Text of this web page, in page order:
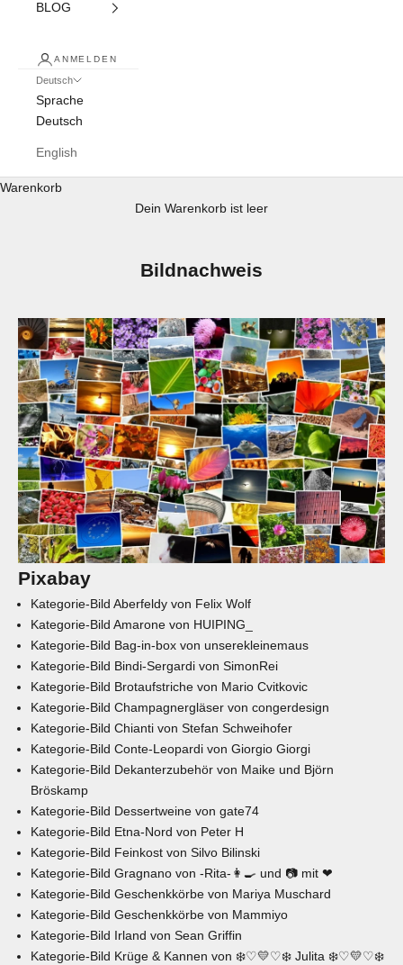
BLOG
ANMELDEN
Deutsch
Sprache
Deutsch
English
Warenkorb
Dein Warenkorb ist leer
Bildnachweis
Pixabay
Kategorie-Bild Aberfeldy von Felix Wolf
Kategorie-Bild Amarone von HUIPING_
Kategorie-Bild Bag-in-box von unserekleinemaus
Kategorie-Bild Bindi-Sergardi von SimonRei
Kategorie-Bild Brotaufstriche von Mario Cvitkovic
Kategorie-Bild Champagnergläser von congerdesign
Kategorie-Bild Chianti von Stefan Schweihofer
Kategorie-Bild Conte-Leopardi von Giorgio Giorgi
Kategorie-Bild Dekanterzubehör von Maike und Björn
Bröskamp
Kategorie-Bild Dessertweine von gate74
Kategorie-Bild Etna-Nord von Peter H
Kategorie-Bild Feinkost von Silvo Bilinski
Kategorie-Bild Gragnano von -Rita-👩🍳 und 📷 mit ❤
Kategorie-Bild Geschenkkörbe von Mariya Muschard
Kategorie-Bild Geschenkkörbe von Mammiyo
Kategorie-Bild Irland von Sean Griffin
Kategorie-Bild Krüge & Kannen von ❄️♡💛♡❄️ Julita ❄️♡💛♡❄️